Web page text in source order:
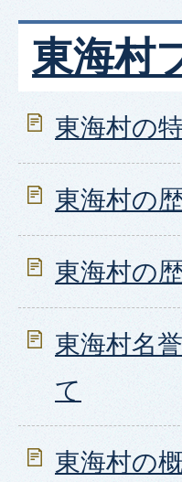
東海村
東海村の
東海村の
東海村の
東海村名
て
東海村の